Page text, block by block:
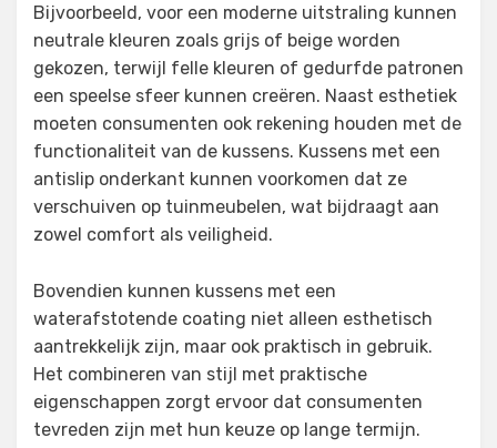
Bijvoorbeeld, voor een moderne uitstraling kunnen
neutrale kleuren zoals grijs of beige worden
gekozen, terwijl felle kleuren of gedurfde patronen
een speelse sfeer kunnen creëren. Naast esthetiek
moeten consumenten ook rekening houden met de
functionaliteit van de kussens. Kussens met een
antislip onderkant kunnen voorkomen dat ze
verschuiven op tuinmeubelen, wat bijdraagt aan
zowel comfort als veiligheid.
Bovendien kunnen kussens met een
waterafstotende coating niet alleen esthetisch
aantrekkelijk zijn, maar ook praktisch in gebruik.
Het combineren van stijl met praktische
eigenschappen zorgt ervoor dat consumenten
tevreden zijn met hun keuze op lange termijn.